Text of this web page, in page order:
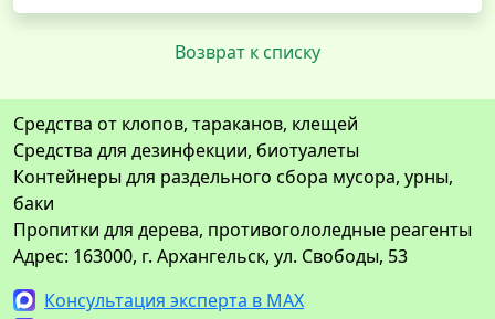
Возврат к списку
Средства от клопов, тараканов, клещей
Средства для дезинфекции, биотуалеты
Контейнеры для раздельного сбора мусора, урны,
баки
Пропитки для дерева, противогололедные реагенты
Адрес: 163000, г. Архангельск, ул. Свободы, 53
Консультация эксперта в MAX